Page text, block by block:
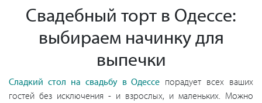
Свадебный торт в Одессе:
выбираем начинку для
выпечки
Сладкий стол на свадьбу в Одессе порадует всех ваших
гостей без исключения - и взрослых, и маленьких. Можно